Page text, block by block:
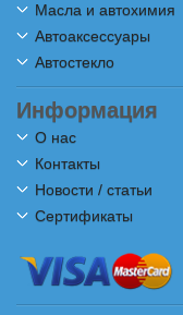
Масла и автохимия
Автоаксессуары
Автостекло
Информация
О нас
Контакты
Новости / статьи
Сертификаты